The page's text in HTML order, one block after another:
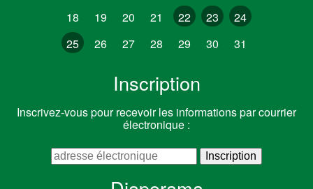
18
19 20 21 22 23
24
25
26 27 28 29 30 31
Inscription
Inscrivez-vous pour recevoir les informations par courrier
électronique :